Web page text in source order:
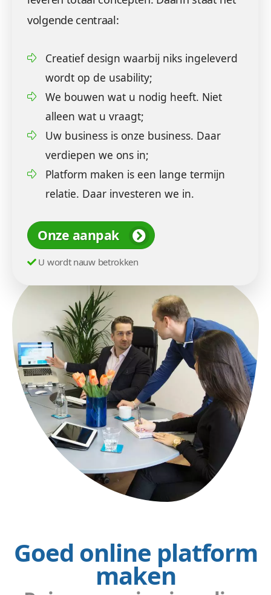
volgende centraal:
Creatief design waarbij niks ingeleverd
wordt op de usability;
We bouwen wat u nodig heeft. Niet
alleen wat u vraagt;
Uw business is onze business. Daar
verdiepen we ons in;
Platform maken is een lange termijn
relatie. Daar investeren we in.
Onze aanpak
U wordt nauw betrokken
Goed online platform
maken